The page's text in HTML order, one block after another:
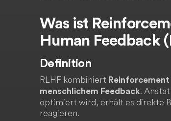
Was ist
Human Feedback
Definition
RLHF kombiniert Reinforcement
menschlichem Feedback.
optimiert wird, erhält es direkte
reagieren.